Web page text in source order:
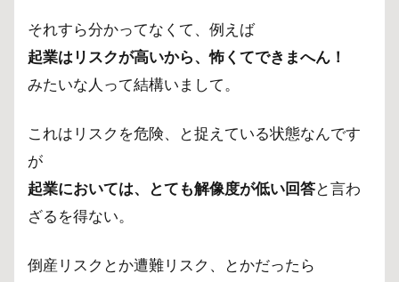
タ
ー
ン
の
関
性
リス
ント
ルで
それすら分かってなくて、例えば
起業はリスクが高いから、怖くてできまへん！
みたいな人って結構いまして。
これはリスクを危険、と捉えている状態なんです
が
起業においては、とても解像度が低い回答と言わ
ざるを得ない。
倒産リスクとか遭難リスク、とかだったら